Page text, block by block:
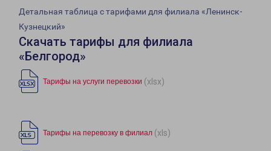
Детальная таблица с тарифами для филиала «Ленинск-
Кузнецкий»
Скачать тарифы для филиала
«Белгород»
Тарифы на услуги перевозки (xlsx)
Тарифы на перевозку в филиал (xls)